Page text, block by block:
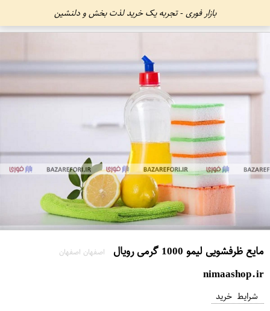
بازار فوری - تجربه یک خرید لذت بخش و دلنشین
مایع ظرفشویی لیمو 1000 گرمی رویال اصفهان اصفهان
nimaashop.ir
شرایط خرید